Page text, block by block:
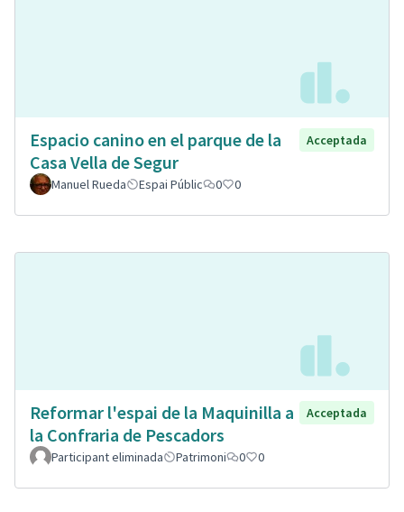
Espacio canino en el parque de la
Casa Vella de Segur
Acceptada
Manuel Rueda Espai Públic 0 0
Reformar l'espai de la Maquinilla a
la Confraria de Pescadors
Acceptada
Participant eliminada Patrimoni 0 0